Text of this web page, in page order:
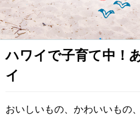
ハワイで子育て中！
イ
おいしいもの、かわいいもの